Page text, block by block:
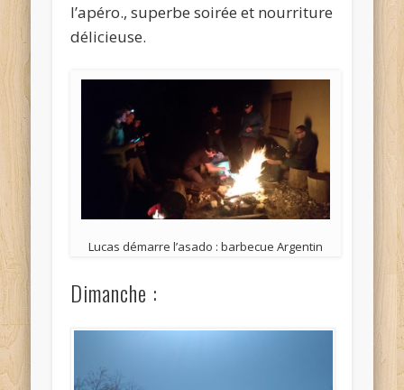
l’apéro., superbe soirée et nourriture
délicieuse.
Lucas démarre l’asado : barbecue Argentin
Dimanche :